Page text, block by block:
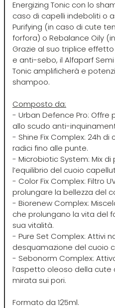
O-P
Olaplex
Omega
Energizing Tonic con lo
caso di capelli indeboliti o
Purifying (in caso di cute
forfora) o Rebalance Oily
Grazie al suo triplice
e anti-sebo, il Alfaparf Semi
Tonic amplificherà e
shampoo.
Composto da:
- Urban Defence Pro:
allo scudo anti-
- Shine Fix Complex: 24h di
radici fino alle punte.
- Microbiotic System: Mix
l’equilibrio del cuoio
- Color Fix Complex: Filtro
prolungare la bellezza del
- Biorenew Complex:
che prolungano la vita del
sua vitalità.
- Pure Set Complex: Attivi
desquamazione del cuoio
- Sebonorm Complex:
l’aspetto oleoso della cute
mirata sui pori.
Formato da 125ml.